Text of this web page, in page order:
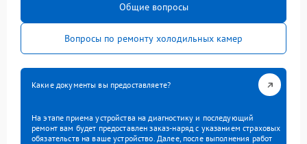
Общие вопросы
Вопросы по ремонту холодильных камер
Какие документы вы предоставляете?
На этапе приема устройства на диагностику и последующий
ремонт вам будет предоставлен заказ-наряд с указанием страховых
обязательств на ваше устройство. Далее, после выполнения работ